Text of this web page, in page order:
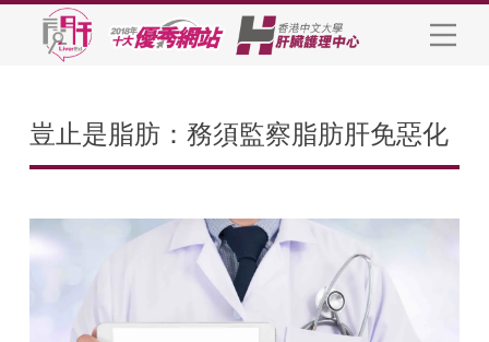
豈止是脂肪：務須監察脂肪肝免惡化